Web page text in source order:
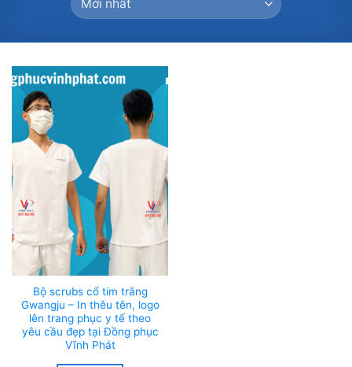
Bộ scrubs cổ tim trắng
Gwangju – In thêu tên, logo
lên trang phục y tế theo
yêu cầu đẹp tại Đồng phục
Vĩnh Phát